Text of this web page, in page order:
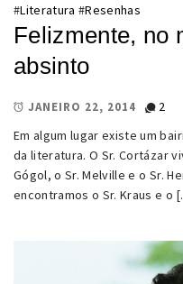
#Literatura #Resenhas
Felizmente, no
absinto
JANEIRO 22, 2014
2
Em algum lugar existe um
da literatura. O Sr. Cortázar
Gógol, o Sr. Melville e o Sr.
encontramos o Sr. Kraus e o